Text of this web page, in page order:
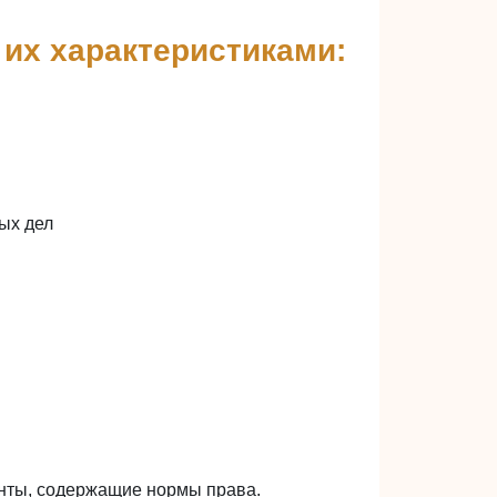
характеристиками:
дел
содержащие нормы права.